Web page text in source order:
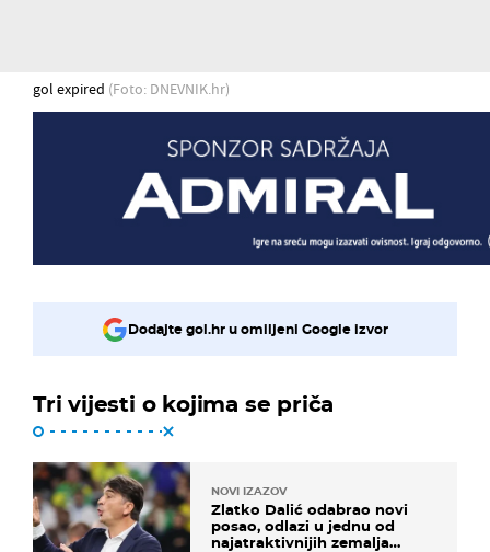
gol expired (Foto: DNEVNIK.hr)
Dodajte gol.hr u omiljeni Google izvor
Tri vijesti o kojima se priča
NOVI IZAZOV
Zlatko Dalić odabrao novi
posao, odlazi u jednu od
najatraktivnijih zemalja